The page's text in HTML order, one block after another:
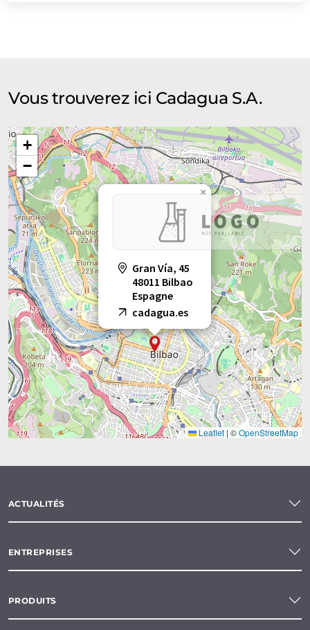
Vous trouverez ici Cadagua S.A.
Gran Vía, 45
48011 Bilbao
Espagne
cadagua.es
×
+
−
Leaflet | ©OpenStreetMap
ACTUALITÉS
ENTREPRISES
PRODUITS